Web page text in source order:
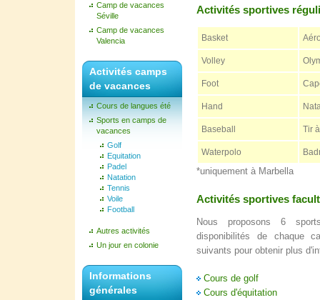
Camp de vacances
Séville
Camp de vacances
Valencia
Activités camps
de vacances
Cours de langues été
Sports en camps de
vacances
Golf
Equitation
Padel
Natation
Tennis
Voile
Football
Autres activités
Un jour en colonie
Informations
générales
Activités sportives
Basket
Volley
Foot
Hand
Baseball Tir
Waterpolo
*uniquement à Marbella
Activités sportives
Nous proposons 6
disponibilités de chaque
suivants pour obtenir plus
Cours de golf
Cours d'équitation